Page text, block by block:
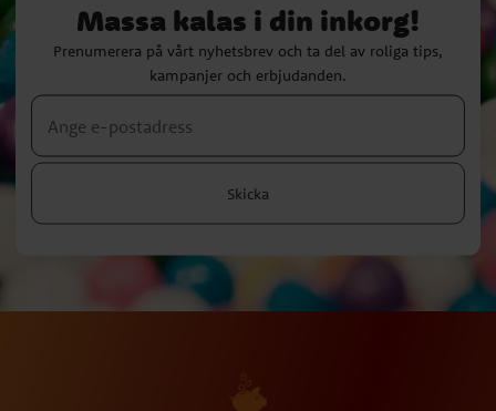
Massa kalas i din inkorg!
Prenumerera på vårt nyhetsbrev och ta del av roliga tips,
kampanjer och erbjudanden.
Skicka